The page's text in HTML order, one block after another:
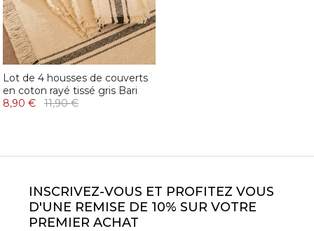
Lot de 4 housses de couverts
en coton rayé tissé gris Bari
8,90 €
11,90 €
INSCRIVEZ-VOUS ET PROFITEZ VOUS
D'UNE REMISE DE 10% SUR VOTRE
PREMIER ACHAT